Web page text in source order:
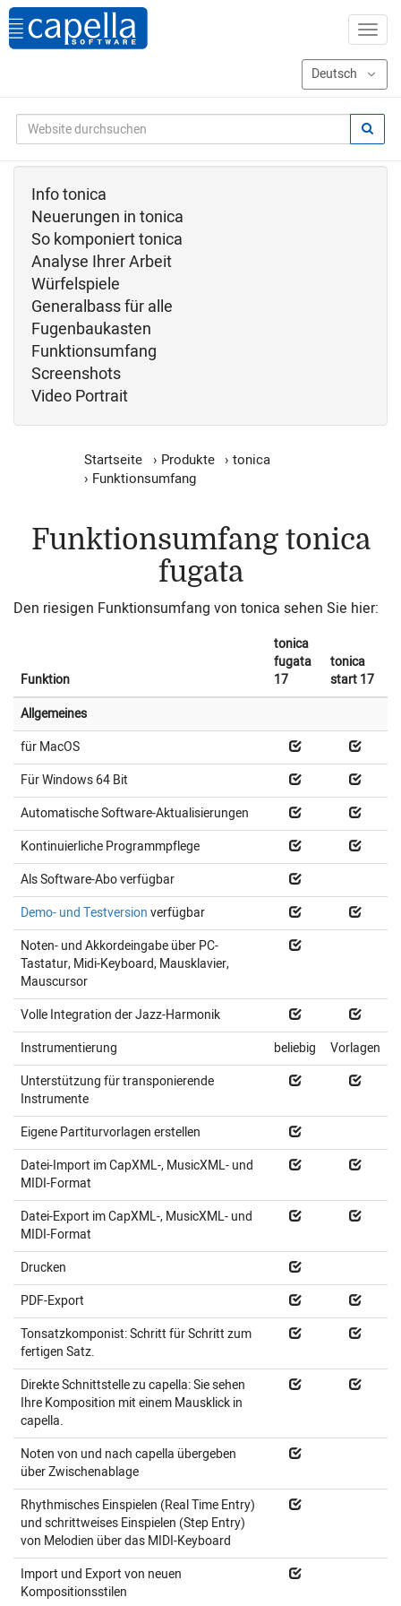
Info tonica
Neuerungen in tonica
So komponiert tonica
Analyse Ihrer Arbeit
Würfelspiele
Generalbass für alle
Fugenbaukasten
Funktionsumfang
Screenshots
Video Portrait
Startseite › Produkte › tonica
› Funktionsumfang
Funktionsumfang tonica
fugata
Den riesigen Funktionsumfang von tonica sehen Sie hier:
Funktion
tonica
fugata
17
tonica
start 17
Allgemeines
für MacOS
Für Windows 64 Bit
Automatische Software-Aktualisierungen
Kontinuierliche Programmpflege
Als Software-Abo verfügbar
Demo- und Testversionverfügbar
Noten- und Akkordeingabe über PC-
Tastatur, Midi-Keyboard, Mausklavier,
Mauscursor
Volle Integration der Jazz-Harmonik
Instrumentierung
beliebig
Vorlagen
Unterstützung für transponierende
Instrumente
Eigene Partiturvorlagen erstellen
Datei-Import im CapXML-, MusicXML- und
MIDI-Format
Datei-Export im CapXML-, MusicXML- und
MIDI-Format
Drucken
PDF-Export
Tonsatzkomponist: Schritt für Schritt zum
fertigen Satz.
Direkte Schnittstelle zu capella: Sie sehen
Ihre Komposition mit einem Mausklick in
capella.
Noten von und nach capella übergeben
über Zwischenablage
Rhythmisches Einspielen (Real Time Entry)
und schrittweises Einspielen (Step Entry)
von Melodien über das MIDI-Keyboard
Import und Export von neuen
Kompositionsstilen